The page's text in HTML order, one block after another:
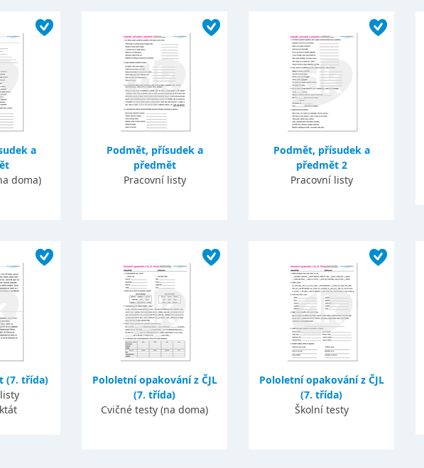
a
doma)
Podmět, přísudek a
předmět
Pracovní listy
Podmět, přísudek a
předmět 2
Pracovní listy
(7. třída)
Pololetní opakování z ČJL
(7. třída)
Cvičné testy (na doma)
Pololetní opakování z ČJL
(7. třída)
Školní testy